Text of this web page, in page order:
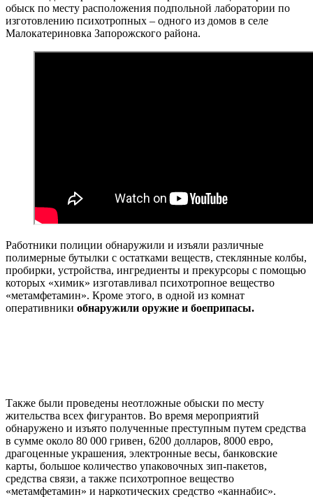
обыск по месту расположения подпольной лаборатории по
изготовлению психотропных – одного из домов в селе
Малокатериновка Запорожского района.
Работники полиции обнаружили и изъяли различные
полимерные бутылки с остатками веществ, стеклянные колбы,
пробирки, устройства, ингредиенты и прекурсоры с помощью
которых «химик» изготавливал психотропное вещество
«метамфетамин». Кроме этого, в одной из комнат
оперативники обнаружили оружие и боеприпасы.
Также были проведены неотложные обыски по месту
жительства всех фигурантов. Во время мероприятий
обнаружено и изъято полученные преступным путем средства
в сумме около 80 000 гривен, 6200 долларов, 8000 евро,
драгоценные украшения, электронные весы, банковские
карты, большое количество упаковочных зип-пакетов,
средства связи, а также психотропное вещество
«метамфетамин» и наркотических средство «каннабис».